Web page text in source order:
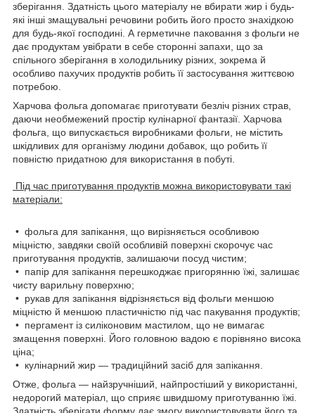
зберігання. Здатність цього матеріалу не вбирати жир і будь-
які інші змащувальні речовини робить його просто знахідкою
для будь-якої господині. А герметичне паковання з фольги не
дає продуктам увібрати в себе сторонні запахи, що за
спільного зберігання в холодильнику різних, зокрема й
особливо пахучих продуктів робить її застосування життєвою
потребою.
Харчова фольга допомагає приготувати безліч різних страв,
даючи необмежений простір кулінарної фантазії. Харчова
фольга, що випускається виробниками фольги, не містить
шкідливих для організму людини добавок, що робить її
повністю придатною для використання в побуті.
Під час приготування продуктів можна використовувати такі
матеріали:
• фольга для запікання, що вирізняється особливою
міцністю, завдяки своїй особливій поверхні скорочує час
приготування продуктів, залишаючи посуд чистим;
• папір для запікання перешкоджає пригорянню їжі, залишає
чисту варильну поверхню;
• рукав для запікання відрізняється від фольги меншою
міцністю й меншою пластичністю під час пакування продуктів;
• пергамент із силіконовим мастилом, що не вимагає
змащення поверхні. Його головною вадою є порівняно висока
ціна;
• кулінарний жир — традиційний засіб для запікання.
Отже, фольга — найзручніший, найпростіший у використанні,
недорогий матеріал, що сприяє швидшому приготуванню їжі.